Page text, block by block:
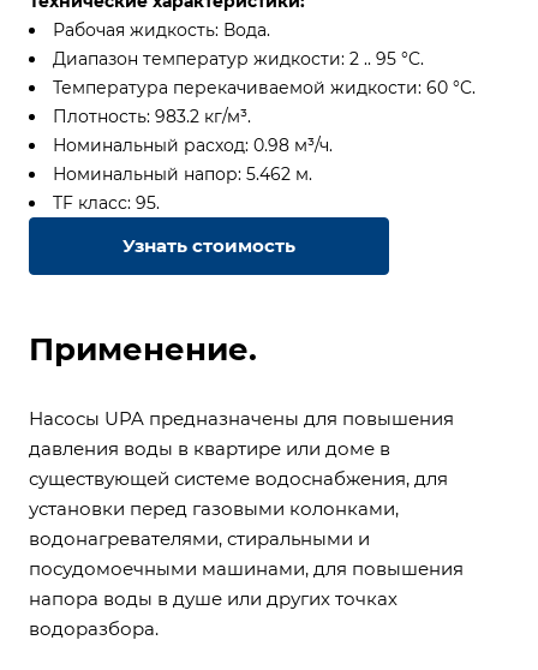
Рабочая жидкость: Вода.
Диапазон температур жидкости: 2 .. 95 °C.
Температура перекачиваемой жидкости: 60 °C.
Плотность: 983.2 кг/м³.
Номинальный расход: 0.98 м³/ч.
Номинальный напор: 5.462 м.
TF класс: 95.
Узнать стоимость
Применение.
Насосы UPA предназначены для повышения
давления воды в квартире или доме в
существующей системе водоснабжения, для
установки перед газовыми колонками,
водонагревателями, стиральными и
посудомоечными машинами, для повышения
напора воды в душе или других точках
водоразбора.